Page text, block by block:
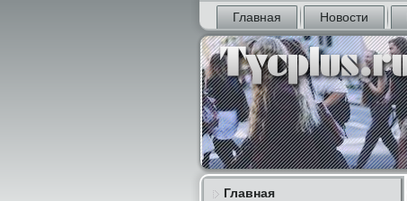
Главная Новости
Главная